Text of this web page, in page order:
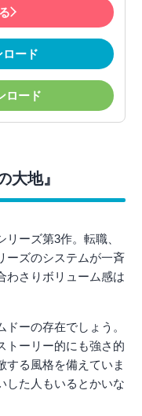
ード
ロード
大地』
ーズ第3作。転職、
ーズのシステムが一斉
わさりボリューム感は
ーの存在でしょう。
トーリー的にも強さ的
する風格を備えていま
した人もいるとかいな